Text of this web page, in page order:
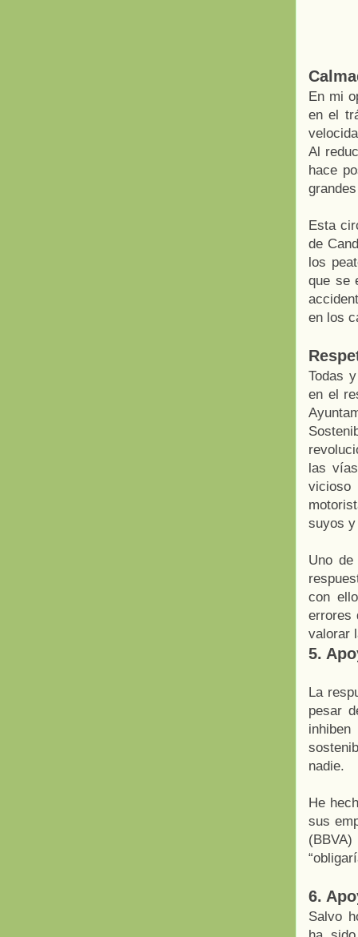
En mi
en el
Al
hace
Esta
de
los
que se
en los
Todas
en el
las
vicioso
suyos y
Uno
con
errores
valorar
5.
La
pesar
nadie.
He
sus
6.
Salvo